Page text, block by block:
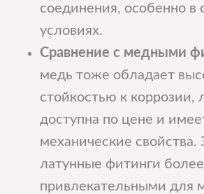
соединения, особенно в
условиях.
Сравнение с медными
медь тоже обладает
стойкостью к коррозии,
доступна по цене и
механические свойства.
латунные фитинги более
привлекательными для